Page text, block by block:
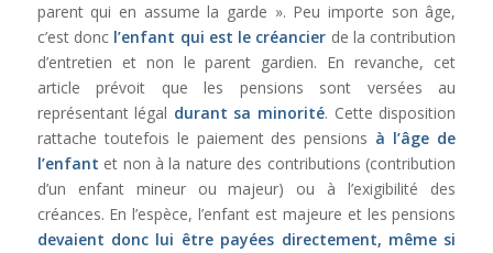
parent qui en assume la garde ». Peu importe son âge,
c’est donc l’enfant qui est le créancier de la contribution
d’entretien et non le parent gardien. En revanche, cet
article prévoit que les pensions sont versées au
représentant légal durant sa minorité. Cette disposition
rattache toutefois le paiement des pensions à l’âge de
l’enfant et non à la nature des contributions (contribution
d’un enfant mineur ou majeur) ou à l’exigibilité des
créances. En l’espèce, l’enfant est majeure et les pensions
devaient donc lui être payées directement, même si